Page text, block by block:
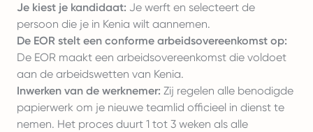
Je kiest je kandidaat: Je werft en selecteert de
persoon die je in Kenia wilt aannemen.
De EOR stelt een conforme arbeidsovereenkomst op:
De EOR maakt een arbeidsovereenkomst die voldoet
aan de arbeidswetten van Kenia.
Inwerken van de werknemer: Zij regelen alle benodigde
papierwerk om je nieuwe teamlid officieel in dienst te
nemen. Het proces duurt 1 tot 3 weken als alle